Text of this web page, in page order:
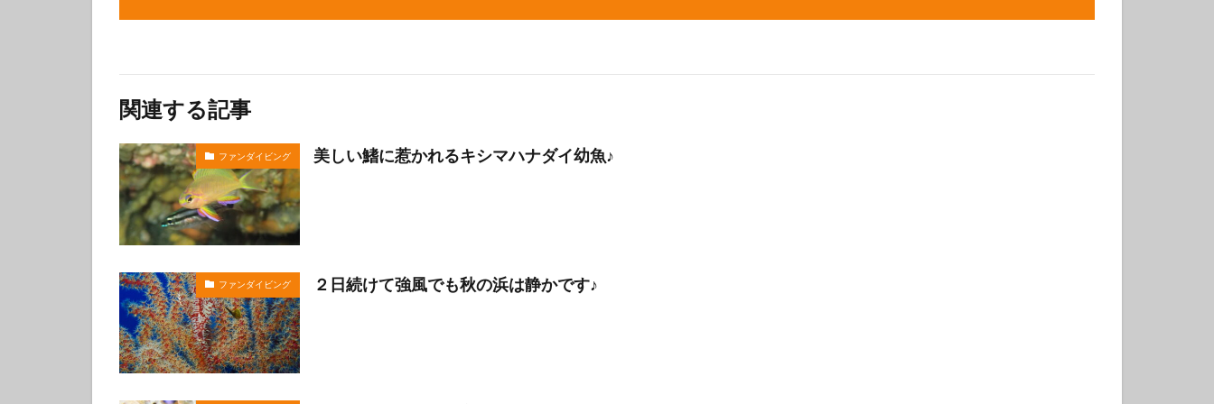
関連する記事
ファンダイビング 美しい鰭に惹かれるキシマハナダイ幼魚♪
ファンダイビング ２日続けて強風でも秋の浜は静かです♪